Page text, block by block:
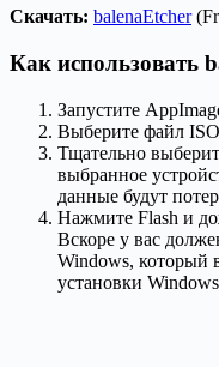
Скачать: balenaEtcher
Как использовать
Запустите
Выберите файл
Тщательно
выбранное
данные будут
Нажмите Flash​​​​​​​ и
Вскоре у вас
Windows, который
установки